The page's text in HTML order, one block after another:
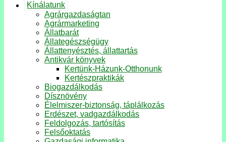
Kínálatunk
Agrárgazdaságtan
Agrármarketing
Állatbarát
Állategészségügy
Állattenyésztés, állattartás
Antikvár könyvek
Kertünk-Házunk-Otthonunk
Kertészpraktikák
Biogazdálkodás
Dísznövény
Élelmiszer-biztonság, táplálkozás
Erdészet, vadgazdálkodás
Feldolgozás, tartósítás
Felsőoktatás